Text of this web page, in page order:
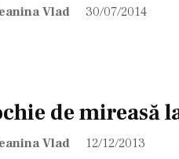
Vlad 30/07/2014
de mireasă
Vlad 12/12/2013